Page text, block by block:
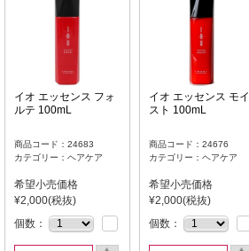
イオ エッセンス フォ
ルテ 100mL
商品コード：24683
カテゴリー：ヘアケア
希望小売価格
¥2,000(税抜)
個数：
イオ エッセンス モイ
スト 100mL
商品コード：24676
カテゴリー：ヘアケア
希望小売価格
¥2,000(税抜)
個数：